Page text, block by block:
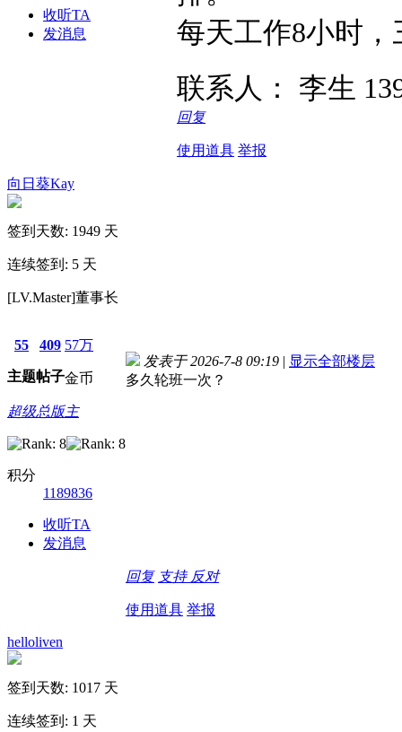
收听TA
发消息
每天工作8小时
联系人： 李生
回复
使用道具 举报
向日葵Kay
签到天数: 1949 天
连续签到: 5 天
[LV.Master]董事长
55
主题
409
帖子
57万
金币
超级总版主
积分
1189836
收听TA
发消息
发表于 2026-7-8 09:19 | 显示全部楼层
多久轮班一次？
回复 支持 反对
使用道具 举报
helloliven
签到天数: 1017 天
连续签到: 1 天